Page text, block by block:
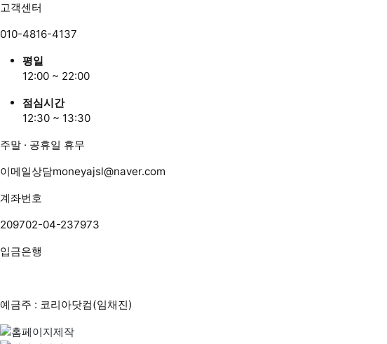
고객센터
010-4816-4137
평일
12:00 ~ 22:00
점심시간
12:30 ~ 13:30
주말 · 공휴일 휴무
이메일상담moneyajsl@naver.com
계좌번호
209702-04-237973
입금은행
예금주 : 코리아닷컴(임채진)